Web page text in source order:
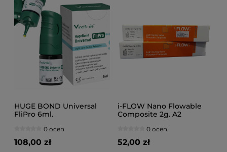
HUGE BOND Universal
FliPro 6ml.
0 ocen
108,00 zł
i-FLOW Nano Flowable
Composite 2g. A2
0 ocen
52,00 zł